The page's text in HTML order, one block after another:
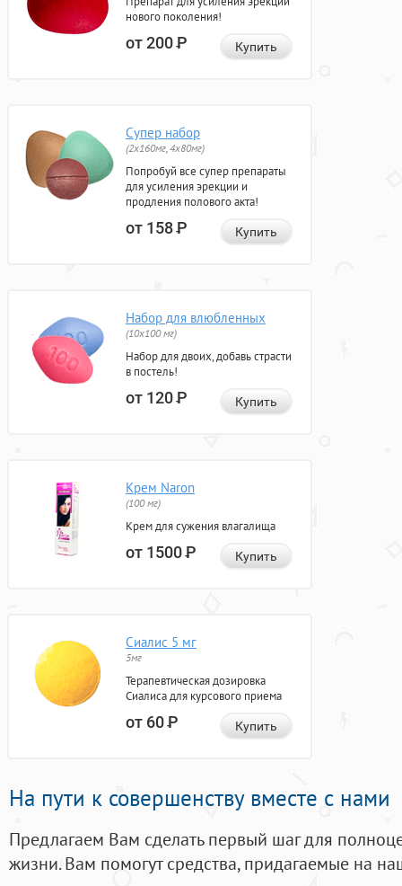
нового поколения!
от 200Р Купить
Супер набор
(2х160мг, 4х80мг)
Попробуй все супер препараты
для усиления эрекции и
продления полового акта!
от 158Р Купить
Набор для влюбленных
(10х100 мг)
Набор для двоих, добавь страсти
в постель!
от 120Р Купить
Крем Naron
(100 мг)
Крем для сужения влагалища
от 1500Р Купить
Сиалис 5 мг
5мг
Терапевтическая дозировка
Сиалиса для курсового приема
от 60Р Купить
На пути к совершенству вместе с нами
Предлагаем Вам сделать первый шаг для
жизни. Вам помогут средства, придагаемые на